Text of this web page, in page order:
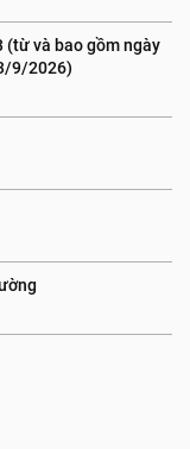
(từ và bao gồm ngày
9/2026)